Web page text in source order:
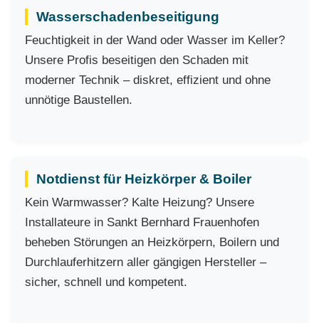
Wasserschadenbeseitigung
Feuchtigkeit in der Wand oder Wasser im Keller?
Unsere Profis beseitigen den Schaden mit
moderner Technik – diskret, effizient und ohne
unnötige Baustellen.
Notdienst für Heizkörper & Boiler
Kein Warmwasser? Kalte Heizung? Unsere
Installateure in Sankt Bernhard Frauenhofen
beheben Störungen an Heizkörpern, Boilern und
Durchlauferhitzern aller gängigen Hersteller –
sicher, schnell und kompetent.